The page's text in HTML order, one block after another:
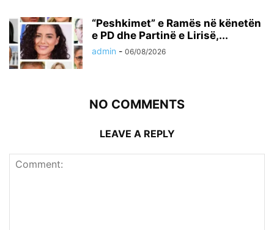
“Peshkimet” e Ramës në kënetën
e PD dhe Partinë e Lirisë,...
admin - 06/08/2026
NO COMMENTS
LEAVE A REPLY